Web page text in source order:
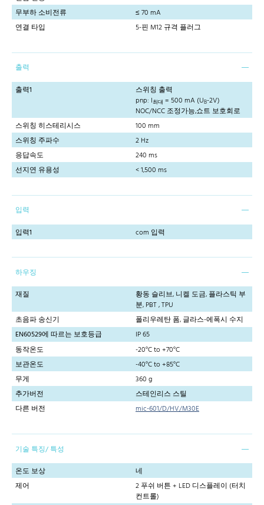
무부하 소비전류
≤ 70 mA
연결 타입
5-핀 M12 규격 플러그
출력
출력1
스위칭 출력
pnp: I최대 = 500 mA (UB-2V)
NOC/NCC 조정가능,쇼트 보호회로
스위칭 히스테리시스
100 mm
스위칭 주파수
2 Hz
응답속도
240 ms
선지연 유용성
< 1,500 ms
입력
입력1
com 입력
하우징
재질
황동 슬리브, 니켈 도금, 플라스틱 부
분, PBT , TPU
초음파 송신기
폴리우레탄 폼, 글라스-에폭시 수지
EN60529에 따르는 보호등급
IP 65
동작온도
-20°C to +70°C
보관온도
-40°C to +85°C
무게
360 g
추가버전
스테인리스 스틸
다른 버전
mic-601/D/HV/M30E
기술 특징/ 특성
온도 보상
네
제어
2 푸쉬 버튼 + LED 디스플레이 (터치
컨트롤)